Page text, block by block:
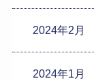
2024年2月
2024年1月